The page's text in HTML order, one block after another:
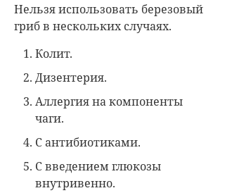
Нельзя использовать березовый
гриб в нескольких случаях.
Колит.
Дизентерия.
Аллергия на компоненты
чаги.
С антибиотиками.
С введением глюкозы
внутривенно.